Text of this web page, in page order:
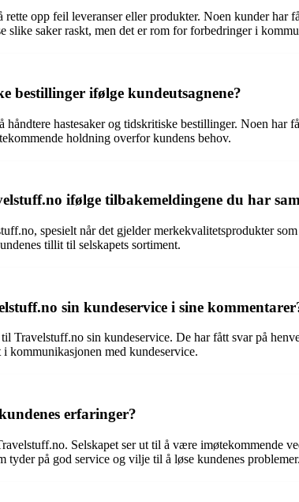
opp feil leveranser eller produkter. Noen kunder har
saker raskt, men det er rom for forbedringer i
bestillinger ifølge kundeutsagnene?
hastesaker og tidskritiske bestillinger. Noen har
holdning overfor kundens behov.
ifølge tilbakemeldingene du har
spesielt når det gjelder merkekvalitetsprodukter
tillit til selskapets sortiment.
sin kundeservice i sine
Travelstuff.no sin kundeservice. De har fått svar på
kommunikasjonen med kundeservice.
erfaringer?
Selskapet ser ut til å være imøtekommende
på god service og vilje til å løse kundenes problemer.